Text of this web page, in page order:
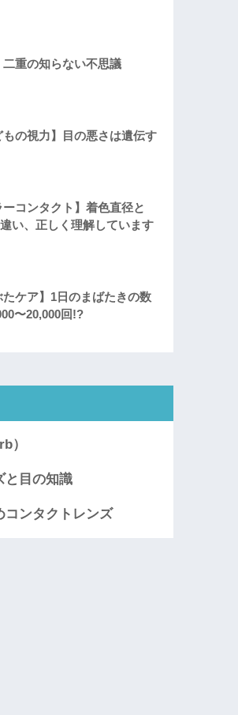
二重の知らない不思議
もの視力】目の悪さは遺伝す
ーコンタクト】着色直径と
い、正しく理解しています
たケア】1日のまばたきの数
〜20,000回!?
）
と目の知識
コンタクトレンズ